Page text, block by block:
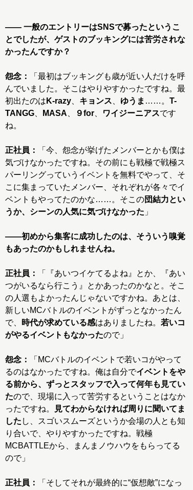
―― 一般のエントリーはSNSで募ったというこ
とでしたが、ゲストのブッキングには苦労されな
かったんですか？
怨念：
「最初はブッキングも歳が近い人だけを呼
んでいました。そこはやりやすかったですね。最
初出たのは K-razy キョンス ゆうま ……。 T-
TANGG
MASA ９for ワイジーニアスです
ね。
正社員：
「今、怨念が挙げたメンバーとかも僕は
気づけなかったですね。その前にも戦極で戦極ス
パーリングっていうイベントを無料でやって、そ
こに集まっていたメンバー、それぞれが各々でイ
ベントもやってたのかな……。そこの団結力とい
うか、シーンの人気に気づけなかった 」
――初めから集客に成功したのは、そういう嗅覚
もあったのかもしれませんね。
正社員：
「『あいつイケてるよね』とか、『あい
つがいるなら行こう』とかあったのかなと。そこ
の人選もよかったんじゃないですかね。あとは、
新しいMCバトルのイベントがずっとなかったん
で、
時代が求めている感はありましたね。 若いコ
がやるイベントもなかったので」
怨念：
「MCバトルのイベントで若いコがやって
るのはなかったですね。俺は自分でイベントをや
る前から、ずっとスタッフで入って何年も見てい
たので、現場に入って苦労するということはなか
ったですね。
見てわからなければ周りに聞いてま
した し、スゴいスムーズというか会場の人とも知
り合いで、やりやすかったですね。戦極
MCBATTLEから、まんまノウハウをもらってる
ので」
正社員：
「そしてそれが最終的に“仮想敵”になっ